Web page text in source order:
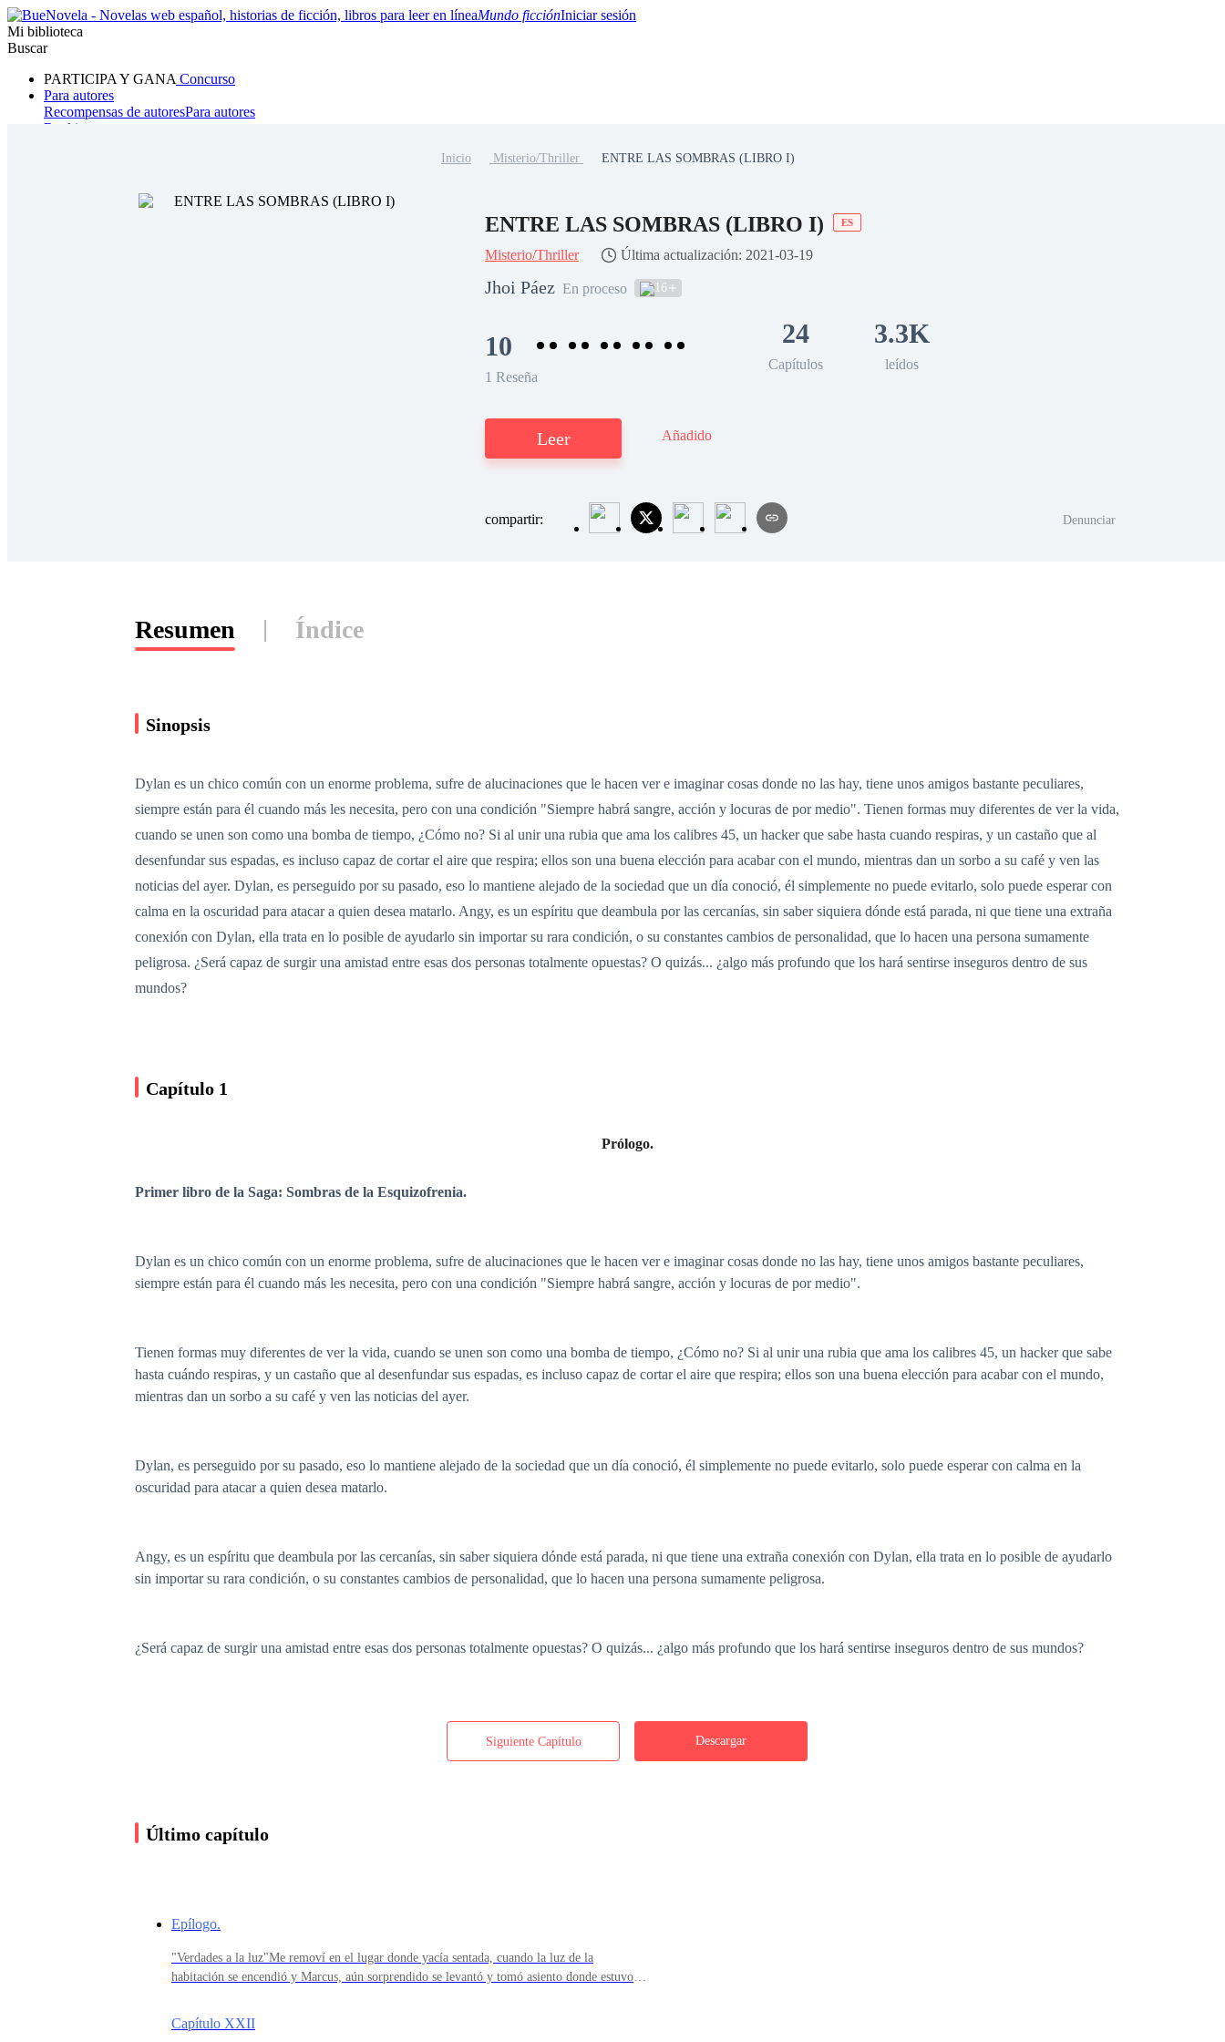
Mundo ficciónIniciar sesión
Mi biblioteca
Buscar
PARTICIPA Y GANA Concurso
Para autores
Recompensas de autoresPara autores
Ranking
Hombre loboMafiaSistemaFantasíaUrbano LGBTQ+
Inicio Misterio/Thriller ENTRE LAS SOMBRAS (LIBRO I)
ENTRE LAS SOMBRAS (LIBRO I) ES
Misterio/Thriller Última actualización: 2021-03-19
Jhoi Páez En proceso 16
10
1 Reseña
24
Capítulos
3.3K
leídos
Leer Añadido
compartir: Denunciar
Resumen Índice
Sinopsis
Dylan es un chico común con un enorme problema, sufre de alucinaciones que le hacen ver e imaginar cosas donde no las hay, tiene unos amigos bastante peculiares,
siempre están para él cuando más les necesita, pero con una condición "Siempre habrá sangre, acción y locuras de por medio". Tienen formas muy diferentes de ver la vida,
cuando se unen son como una bomba de tiempo, ¿Cómo no? Si al unir una rubia que ama los calibres 45, un hacker que sabe hasta cuando respiras, y un castaño que al
desenfundar sus espadas, es incluso capaz de cortar el aire que respira; ellos son una buena elección para acabar con el mundo, mientras dan un sorbo a su café y ven las
noticias del ayer. Dylan, es perseguido por su pasado, eso lo mantiene alejado de la sociedad que un día conoció, él simplemente no puede evitarlo, solo puede esperar con
calma en la oscuridad para atacar a quien desea matarlo. Angy, es un espíritu que deambula por las cercanías, sin saber siquiera dónde está parada, ni que tiene una extraña
conexión con Dylan, ella trata en lo posible de ayudarlo sin importar su rara condición, o su constantes cambios de personalidad, que lo hacen una persona sumamente
peligrosa. ¿Será capaz de surgir una amistad entre esas dos personas totalmente opuestas? O quizás... ¿algo más profundo que los hará sentirse inseguros dentro de sus
mundos?
Capítulo 1
Prólogo.
Primer libro de la Saga: Sombras de la Esquizofrenia.
Dylan es un chico común con un enorme problema, sufre de alucinaciones que le hacen ver e imaginar cosas donde no las hay, tiene unos amigos bastante peculiares,
siempre están para él cuando más les necesita, pero con una condición "Siempre habrá sangre, acción y locuras de por medio".
Tienen formas muy diferentes de ver la vida, cuando se unen son como una bomba de tiempo, ¿Cómo no? Si al unir una rubia que ama los calibres 45, un hacker que sabe
hasta cuándo respiras, y un castaño que al desenfundar sus espadas, es incluso capaz de cortar el aire que respira; ellos son una buena elección para acabar con el mundo,
mientras dan un sorbo a su café y ven las noticias del ayer.
Dylan, es perseguido por su pasado, eso lo mantiene alejado de la sociedad que un día conoció, él simplemente no puede evitarlo, solo puede esperar con calma en la
oscuridad para atacar a quien desea matarlo.
Angy, es un espíritu que deambula por las cercanías, sin saber siquiera dónde está parada, ni que tiene una extraña conexión con Dylan, ella trata en lo posible de ayudarlo
sin importar su rara condición, o su constantes cambios de personalidad, que lo hacen una persona sumamente peligrosa.
¿Será capaz de surgir una amistad entre esas dos personas totalmente opuestas? O quizás... ¿algo más profundo que los hará sentirse inseguros dentro de sus mundos?
Desplegar
Siguiente Capítulo Descargar
Último capítulo
Epílogo.
"Verdades a la luz"Me removí en el lugar donde yacía sentada, cuando la luz de la
habitación se encendió y Marcus, aún sorprendido se levantó y tomó asiento donde estuvo
sus caderas con una cierta apariencia felina, causando una oleada de calor en el aire que
antes era frío y tenebroso.—Galatea —comenté atontada por la situación y me senté
Capítulo XXII